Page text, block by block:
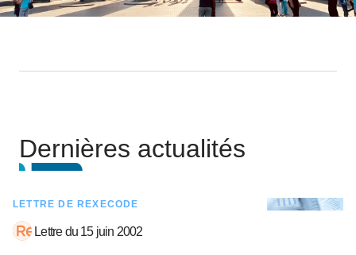
Dernières actualités
LETTRE DE REXECODE
Lettre du 15 juin 2002